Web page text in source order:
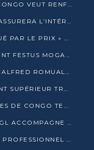
L’ORDRE DES INGÉNIEURS DU CONGO VEUT RENFORCER L’ÉTHIQUE ET LA CRÉDIBILITÉ DE LA PROFESSION
COSERCO : VALENTIN BOWAO ASSURERA L’INTÉRIM À LA TÊTE DU BUREAU EXÉCUTIF NATIONAL
MAMADI DOUMBOUYA DISTINGUÉ PAR LE PRIX « SUPER GRAND BÂTISSEUR BABACAR N’DIAYE »
BOTSWANA : L’ANCIEN PRÉSIDENT FESTUS MOGAE EST MORT À 86 ANS
UNIVERSITÉ MARIEN NGOUABI : ALFRED ROMUALD NGUYA POATY SOUTIENT UNE THÈSE SUR LE PARADOXE DE LA CROISSANCE EN ZONE CEMAC
LA MINISTRE DE L’ENSEIGNEMENT SUPÉRIEUR TRACE SA FEUILLE DE ROUTE
RENATURA ÉVEILLE LES FAMILLES DE CONGO TERMINAL À LA PROTECTION DE L’ENVIRONNEMENT
TRANSPORT HORS GABARIT : AGL ACCOMPAGNE LE DÉVELOPPEMENT DU SECTEUR BRASSICOLE AU CONGO
BACCALAURÉAT TECHNIQUE ET PROFESSIONNEL : 16 352 CANDIDATS LANCÉS DANS LES ÉPREUVES D’EPS